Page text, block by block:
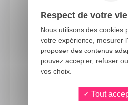
Respect de votre
Nous utilisons des cookies
votre expérience, mesurer
proposer des contenus
pouvez accepter, refuser
vos choix.
Tout